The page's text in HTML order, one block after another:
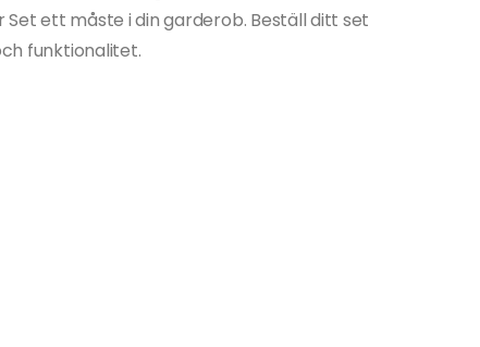
Set ett måste i din garderob. Beställ ditt set
funktionalitet.